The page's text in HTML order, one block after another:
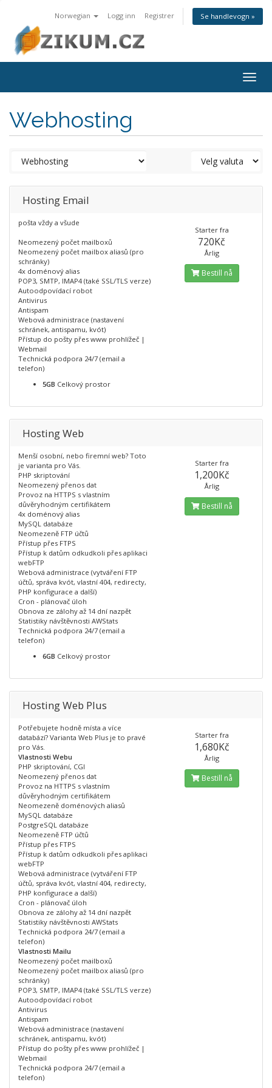
Norwegian Logg inn Registrer Se handlevogn »
Webhosting
Hosting Email
pošta vždy a všude
Neomezený počet mailboxů
Neomezený počet mailbox aliasů (pro
schránky)
4x doménový alias
POP3, SMTP, IMAP4 (také SSL/TLS verze)
Autoodpovídací robot
Antivirus
Antispam
Webová administrace (nastavení
schránek, antispamu, kvót)
Přístup do pošty přes www prohlížeč |
Webmail
Technická podpora 24/7 (email a
telefon)
5GB Celkový prostor
Starter fra
720Kč
Årlig
Bestill nå
Hosting Web
Menší osobní, nebo firemní web? Toto
je varianta pro Vás.
PHP skriptování
Neomezený přenos dat
Provoz na HTTPS s vlastním
důvěryhodným certifikátem
4x doménový alias
MySQL databáze
Neomezeně FTP účtů
Přístup přes FTPS
Přístup k datům odkudkoli přes aplikaci
webFTP
Webová administrace (vytváření FTP
účtů, správa kvót, vlastní 404, redirecty,
PHP konfigurace a další)
Cron - plánovač úloh
Obnova ze zálohy až 14 dní nazpět
Statistiky návštěvnosti AWStats
Technická podpora 24/7 (email a
telefon)
6GB Celkový prostor
Starter fra
1,200Kč
Årlig
Bestill nå
Hosting Web Plus
Potřebujete hodně místa a více
databází? Varianta Web Plus je to pravé
pro Vás.
Vlastnosti Webu
PHP skriptování, CGI
Neomezený přenos dat
Provoz na HTTPS s vlastním
důvěryhodným certifikátem
Neomezeně doménových aliasů
MySQL databáze
PostgreSQL databáze
Neomezeně FTP účtů
Přístup přes FTPS
Přístup k datům odkudkoli přes aplikaci
webFTP
Webová administrace (vytváření FTP
účtů, správa kvót, vlastní 404, redirecty,
PHP konfigurace a další)
Cron - plánovač úloh
Obnova ze zálohy až 14 dní nazpět
Statistiky návštěvnosti AWStats
Technická podpora 24/7 (email a
telefon)
Vlastnosti Mailu
Neomezený počet mailboxů
Neomezený počet mailbox aliasů (pro
schránky)
POP3, SMTP, IMAP4 (také SSL/TLS verze)
Autoodpovídací robot
Antivirus
Antispam
Webová administrace (nastavení
schránek, antispamu, kvót)
Přístup do pošty přes www prohlížeč |
Webmail
Technická podpora 24/7 (email a
telefon)
Starter fra
1,680Kč
Årlig
Bestill nå